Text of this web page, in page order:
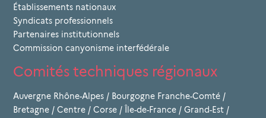
Établissements nationaux
Syndicats professionnels
Partenaires institutionnels
Commission canyonisme interfédérale
Comités techniques régionaux
Auvergne Rhône-Alpes / Bourgogne Franche-Comté /
Bretagne / Centre / Corse / Île-de-France / Grand-Est /